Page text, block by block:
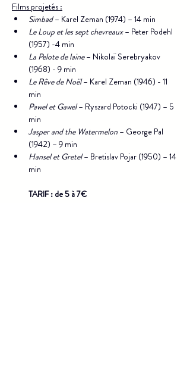
Films projetés :
Simbad – Karel Zeman (1974) – 14 min
Le Loup et les sept chevreaux – Peter Podehl
(1957) -4 min
La Pelote de laine – Nikolaï Serebryakov
(1968) - 9 min
Le Rêve de Noël – Karel Zeman (1946) - 11
min
Pawel et Gawel – Ryszard Potocki (1947) – 5
min
Jasper and the Watermelon – George Pal
(1942) – 9 min
Hansel et Gretel – Bretislav Pojar (1950) – 14
min
TARIF : de 5 à 7€